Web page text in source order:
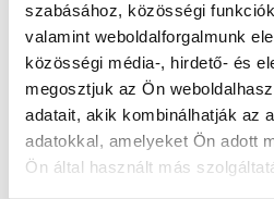
szabásához, közösségi
valamint weboldalforgalmunk
közösségi média-, hirdető- és
megosztjuk az Ön
adatait, akik kombinálhatják az
adatokkal, amelyeket Ön adott
Ön által használt más
Főoldal Orvosok
Pszichológus, Esztergom